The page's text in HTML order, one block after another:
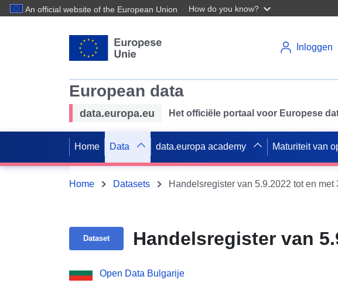
An official website of the European Union How do you know?
Inloggen
European data
data.europa.eu Het officiële portaal voor Europese
Home Data data.europa academy Maturiteit van
Home Datasets Handelsregister van 5.9.2022 tot en met
Dataset Handelsregister van
Open Data Bulgarije